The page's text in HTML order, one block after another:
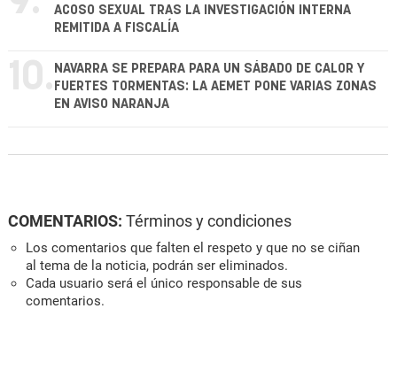
ACOSO SEXUAL TRAS LA INVESTIGACIÓN INTERNA
REMITIDA A FISCALÍA
10. NAVARRA SE PREPARA PARA UN SÁBADO DE CALOR Y
FUERTES TORMENTAS: LA AEMET PONE VARIAS ZONAS
EN AVISO NARANJA
COMENTARIOS: Términos y condiciones
Los comentarios que falten el respeto y que no se ciñan
al tema de la noticia, podrán ser eliminados.
Cada usuario será el único responsable de sus
comentarios.